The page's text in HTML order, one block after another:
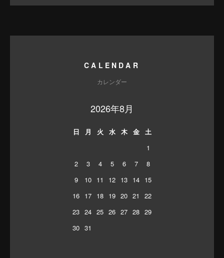
CALENDAR
カレンダー
2026年8月
日 月 火 水 木 金
土
1
2
3 4 5 6 7
8
9
10 11 12 13 14 15
16 17 18 19 20 21
22
23 24 25 26 27 28 29
30 31